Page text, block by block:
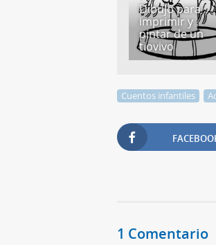
Dibujo para
imprimir y
pintar de un
tiovivo
Cuentos infantiles
1 Comentario